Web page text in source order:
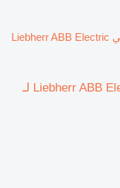
محرك كهربائي Liebherr ABB Electric
محرك كهربائي Liebherr ABB Electric motor MBT 160 L لـ